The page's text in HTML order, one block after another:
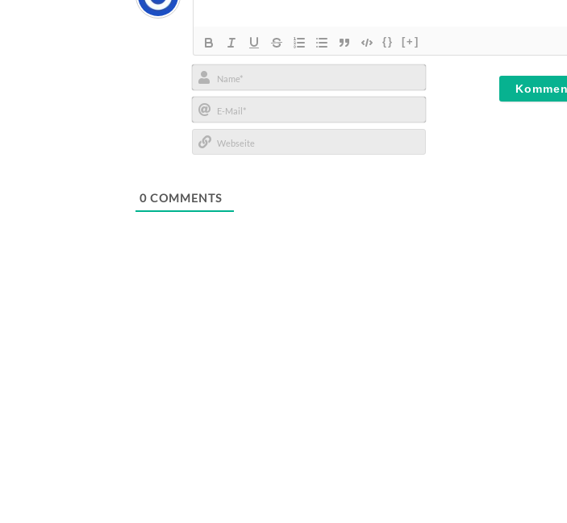
{} [+]
Name*
E-
Mail*
0 COMMENTS